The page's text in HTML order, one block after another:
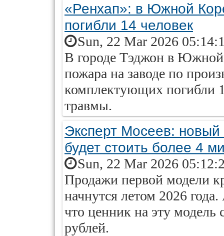
«Ренхап»: в Южной
погибли 14 человек
Sun, 22 Mar 2026
В городе Тэджон в Южной
пожара на заводе по
комплектующих погибли
травмы.
Эксперт Мосеев:
будет стоить более 4
Sun, 22 Mar 2026
Продажи первой модели
начнутся летом 2026
что ценник на эту модель
рублей.